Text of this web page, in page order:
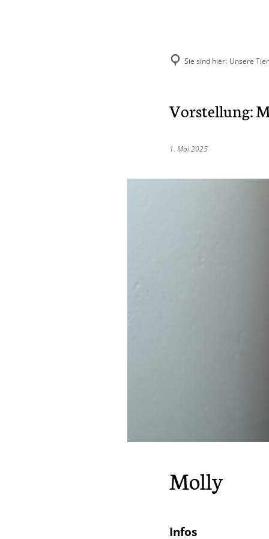
Aktuelles
Sie sind hier: Unsere
Vorstellung:
1. Mai 2025
Molly
Infos